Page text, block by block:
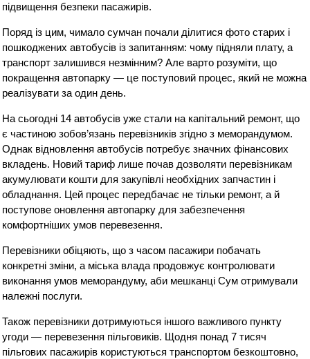
підвищення безпеки пасажирів.
Поряд із цим, чимало сумчан почали ділитися фото старих і
пошкоджених автобусів із запитанням: чому підняли плату, а
транспорт залишився незмінним? Але варто розуміти, що
покращення автопарку — це поступовий процес, який не можна
реалізувати за один день.
На сьогодні 14 автобусів уже стали на капітальний ремонт, що
є частиною зобов’язань перевізників згідно з меморандумом.
Однак відновлення автобусів потребує значних фінансових
вкладень. Новий тариф лише почав дозволяти перевізникам
акумулювати кошти для закупівлі необхідних запчастин і
обладнання. Цей процес передбачає не тільки ремонт, а й
поступове оновлення автопарку для забезпечення
комфортніших умов перевезення.
Перевізники обіцяють, що з часом пасажири побачать
конкретні зміни, а міська влада продовжує контролювати
виконання умов меморандуму, аби мешканці Сум отримували
належні послуги.
Також перевізники дотримуються іншого важливого пункту
угоди — перевезення пільговиків. Щодня понад 7 тисяч
пільгових пасажирів користуються транспортом безкоштовно,